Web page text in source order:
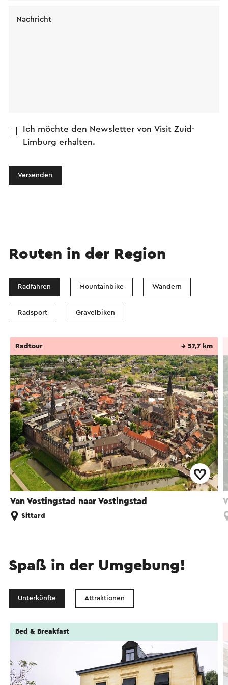
Nachricht
Ich möchte den Newsletter von Visit Zuid-
Limburg erhalten.
Versenden
Routen in der Region
Radfahren Mountainbike Wandern
Radsport Gravelbiken
Van Vestingstad naar Vestingstad
Radtour → 57,7 km
Sittard
Spaß in der Umgebung!
Unterkünfte Attraktionen
Bed & Breakfast